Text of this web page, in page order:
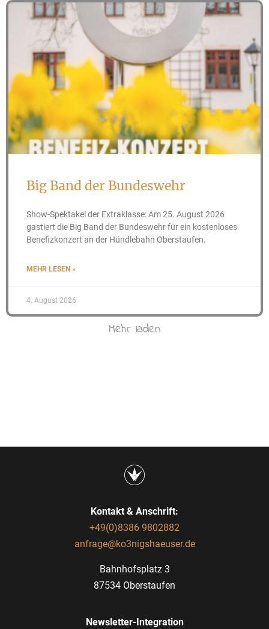
Big Band der Bundeswehr
Show-Spektakel der Extraklasse: Am 25. August 2026
gastiert die Big Band der Bundeswehr für ein kostenloses
Benefizkonzert an der Hündlebahn Oberstaufen.
MEHR LESEN »
4. August 2026
Mehr laden
Kontakt & Anschrift:
+49(0)8386 9802882
anfrage@ko3nigshaeuser.de
Bahnhofsplatz 3
87534 Oberstaufen
Newsletter-Integration